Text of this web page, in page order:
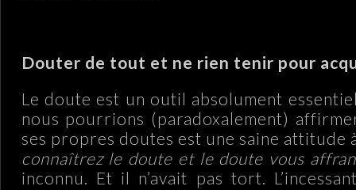
Douter de tout et ne rien tenir pour
Le doute est un outil absolument
nous pourrions (paradoxalement)
ses propres doutes est une saine attitude
connaîtrez le doute et le doute vous
inconnu. Et il n’avait pas tort.